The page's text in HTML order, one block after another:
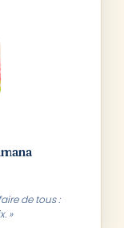
de tous :
»